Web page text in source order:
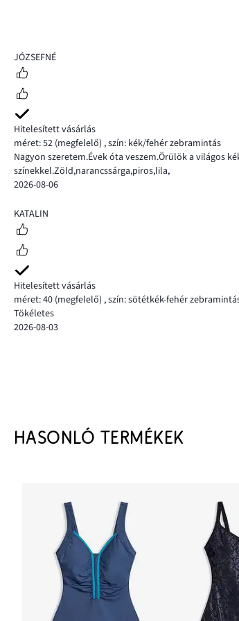
5
JÓZSEFNÉ
Hitelesített vásárlás
méret: 52 (megfelelő) ,szín: kék/fehér zebramintás
Nagyon szeretem.Évek óta veszem.Örülök a világos
színekkel.Zöld,narancssárga,piros,lila,
2026-08-06
5
KATALIN
Hitelesített vásárlás
méret: 40 (megfelelő) ,szín: sötétkék-fehér
Tökéletes
2026-08-03
HASONLÓ TERMÉKEK